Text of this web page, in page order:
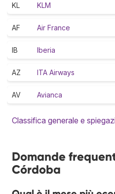
KL KLM
AF Air France
IB Iberia
AZ ITA Airways
AV Avianca
Classifica generale e
Domande
Córdoba